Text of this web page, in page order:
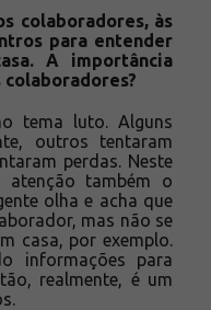
colaboradores, às
para entender
A importância
tema luto. Alguns
outros tentaram
perdas. Neste
atenção também o
olha e acha que
mas não se
casa, por exemplo.
informações para
realmente, é um